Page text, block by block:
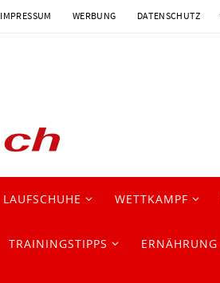
IMPRESSUM WERBUNG DATENSCHUTZ
LAUFSCHUHE WETTKAMPF
TRAININGSTIPPS ERNÄHRUNG